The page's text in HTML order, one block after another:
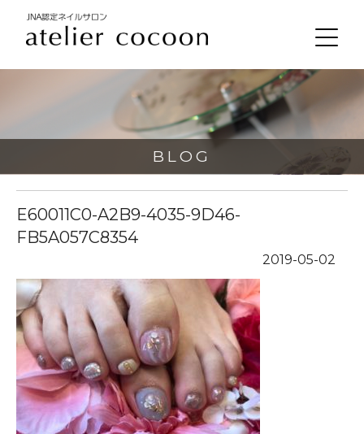
BLOG
E60011C0-A2B9-4035-9D46-
FB5A057C8354
2019-05-02